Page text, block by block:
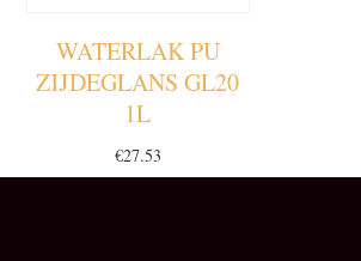
WATERLAK PU
ZIJDEGLANS GL20
1L
€27.53